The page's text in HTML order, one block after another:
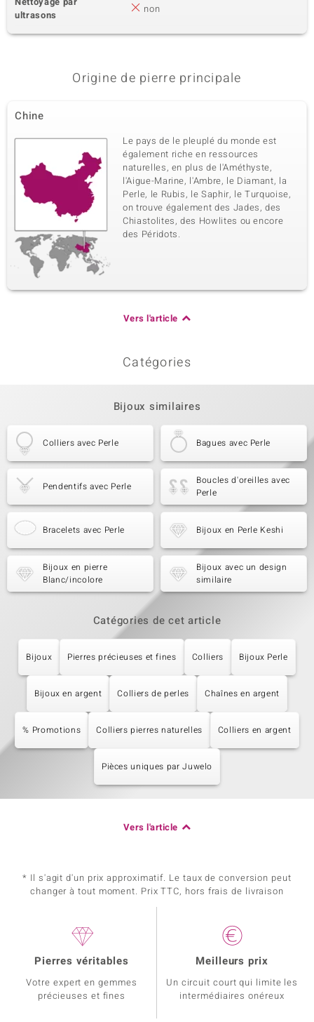
ultrasons
non
Origine de pierre principale
Chine
Le pays de le pleuplé du monde est
également riche en ressources
naturelles, en plus de l'Améthyste,
l'Aigue-Marine, l'Ambre, le Diamant, la
Perle, le Rubis, le Saphir, le Turquoise,
on trouve également des Jades, des
Chiastolites, des Howlites ou encore
des Péridots.
Vers l'article
Catégories
Bijoux similaires
Colliers avec Perle Bagues avec Perle
Pendentifs avec Perle
Boucles d'oreilles avec
Perle
Bracelets avec Perle Bijoux en Perle Keshi
Bijoux en pierre
Blanc/incolore
Bijoux avec un design
similaire
Catégories de cet article
Bijoux Pierres précieuses et fines Colliers Bijoux Perle
Bijoux en argent Colliers de perles Chaînes en argent
% Promotions Colliers pierres naturelles Colliers en argent
Pièces uniques par Juwelo
Vers l'article
* Il s'agit d'un prix approximatif. Le taux de conversion peut
changer à tout moment. Prix TTC, hors frais de livraison
Pierres véritables
Votre expert en gemmes
précieuses et fines
Meilleurs prix
Un circuit court qui limite les
intermédiaires onéreux